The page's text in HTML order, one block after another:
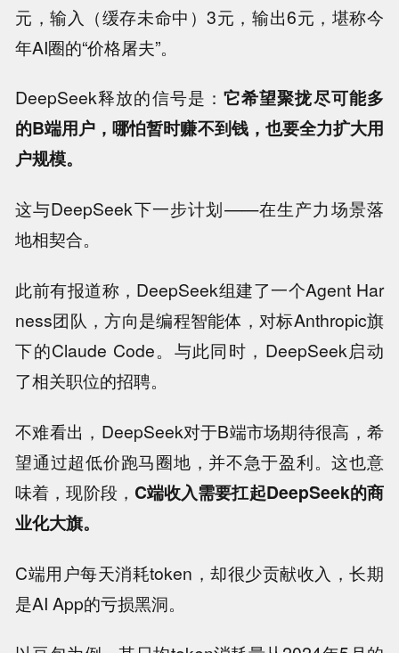
元，输入（缓存未命中）3元，输出6元，堪称今
年AI圈的“价格屠夫”。
DeepSeek释放的信号是： 它希望聚拢尽可能多
的B端用户，哪怕暂时赚不到钱，也要全力扩大用
户规模。
这与DeepSeek下一步计划——在生产力场景落
地相契合。
此前有报道称，DeepSeek组建了一个Agent Har
ness团队，方向是编程智能体，对标Anthropic旗
下的Claude Code。与此同时，DeepSeek启动
了相关职位的招聘。
不难看出，DeepSeek对于B端市场期待很高，希
望通过超低价跑马圈地，并不急于盈利。这也意
味着，现阶段， C端收入需要扛起DeepSeek的商
业化大旗。
C端用户每天消耗token，却很少贡献收入，长期
是AI App的亏损黑洞。